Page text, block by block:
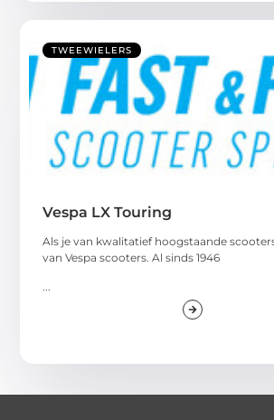
TWEEWIELERS
Vespa LX Touring
Als je van kwalitatief hoogstaande
van Vespa scooters. Al sinds 1946
...